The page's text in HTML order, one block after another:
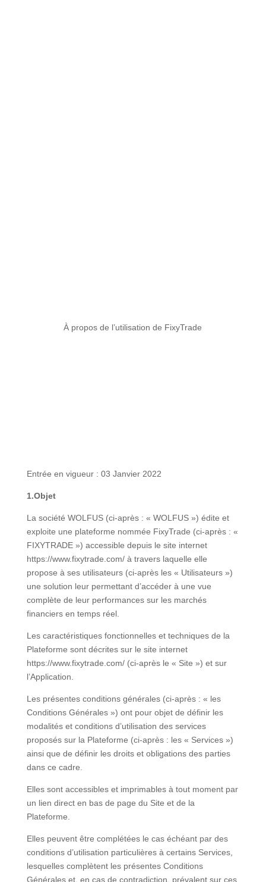
À propos de l’utilisation de FixyTrade
Entrée en vigueur : 03 Janvier 2022
1.Objet
La société WOLFUS (ci-après : « WOLFUS ») édite et
exploite une plateforme nommée FixyTrade (ci-après : «
FIXYTRADE ») accessible depuis le site internet
https://www.fixytrade.com/ à travers laquelle elle
propose à ses utilisateurs (ci-après les « Utilisateurs »)
une solution leur permettant d’accéder à une vue
complète de leur performances sur les marchés
financiers en temps réel.
Les caractéristiques fonctionnelles et techniques de la
Plateforme sont décrites sur le site internet
https://www.fixytrade.com/ (ci-après le « Site ») et sur
l’Application.
Les présentes conditions générales (ci-après : « les
Conditions Générales ») ont pour objet de définir les
modalités et conditions d’utilisation des services
proposés sur la Plateforme (ci-après : les « Services »)
ainsi que de définir les droits et obligations des parties
dans ce cadre.
Elles sont accessibles et imprimables à tout moment par
un lien direct en bas de page du Site et de la
Plateforme.
Elles peuvent être complétées le cas échéant par des
conditions d’utilisation particulières à certains Services,
lesquelles complètent les présentes Conditions
Générales et, en cas de contradiction, prévalent sur ces